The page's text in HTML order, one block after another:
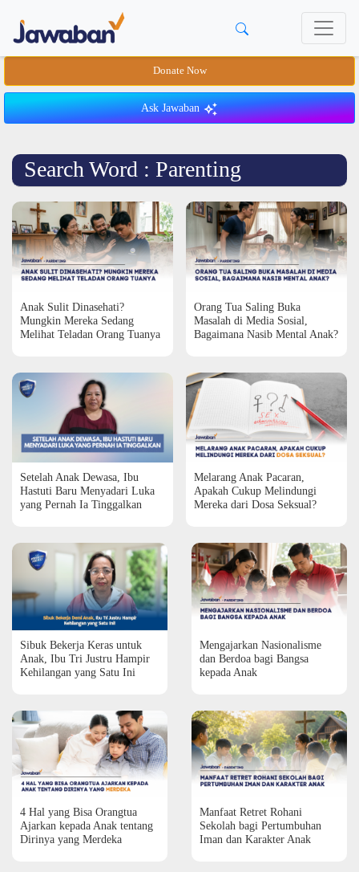
Donate Now
Ask Jawaban
Search Word : Parenting
Anak Sulit Dinasehati?
Mungkin Mereka Sedang
Melihat Teladan Orang Tuanya
Orang Tua Saling Buka
Masalah di Media Sosial,
Bagaimana Nasib Mental Anak?
Setelah Anak Dewasa, Ibu
Hastuti Baru Menyadari Luka
yang Pernah Ia Tinggalkan
Melarang Anak Pacaran,
Apakah Cukup Melindungi
Mereka dari Dosa Seksual?
Sibuk Bekerja Keras untuk
Anak, Ibu Tri Justru Hampir
Kehilangan yang Satu Ini
Mengajarkan Nasionalisme
dan Berdoa bagi Bangsa
kepada Anak
4 Hal yang Bisa Orangtua
Ajarkan kepada Anak tentang
Dirinya yang Merdeka
Manfaat Retret Rohani
Sekolah bagi Pertumbuhan
Iman dan Karakter Anak